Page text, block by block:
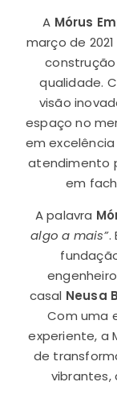
A Mórus
março de
qualidade.
visão
espaço no
em
atendimento
em
A palavra
algo a mais”.
engenheiro
casal Neusa
Com uma
experiente, a
de
vibrantes,